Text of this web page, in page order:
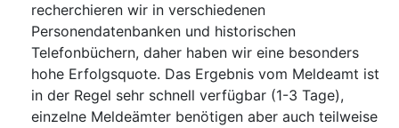
recherchieren wir in verschiedenen
Personendatenbanken und historischen
Telefonbüchern, daher haben wir eine besonders
hohe Erfolgsquote. Das Ergebnis vom Meldeamt ist
in der Regel sehr schnell verfügbar (1-3 Tage),
einzelne Meldeämter benötigen aber auch teilweise